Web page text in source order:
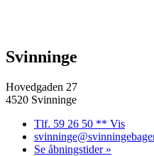
Svinninge
Hovedgaden 27
4520 Svinninge
Tlf. 59 26 50 ** Vis
Se åbningstider »